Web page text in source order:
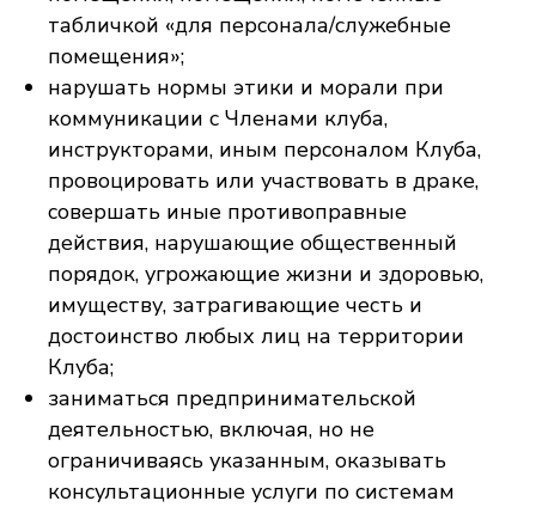
табличкой «для персонала/служебные
помещения»;
нарушать нормы этики и морали при
коммуникации с Членами клуба,
инструкторами, иным персоналом Клуба,
провоцировать или участвовать в драке,
совершать иные противоправные
действия, нарушающие общественный
порядок, угрожающие жизни и здоровью,
имуществу, затрагивающие честь и
достоинство любых лиц на территории
Клуба;
заниматься предпринимательской
деятельностью, включая, но не
ограничиваясь указанным, оказывать
консультационные услуги по системам